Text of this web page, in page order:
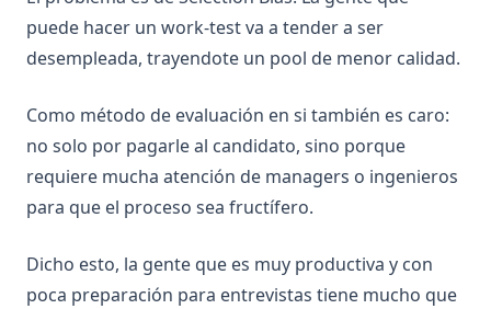
puede hacer un work-test va a tender a ser
desempleada, trayendote un pool de menor calidad.
Como método de evaluación en si también es caro:
no solo por pagarle al candidato, sino porque
requiere mucha atención de managers o ingenieros
para que el proceso sea fructífero.
Dicho esto, la gente que es muy productiva y con
poca preparación para entrevistas tiene mucho que